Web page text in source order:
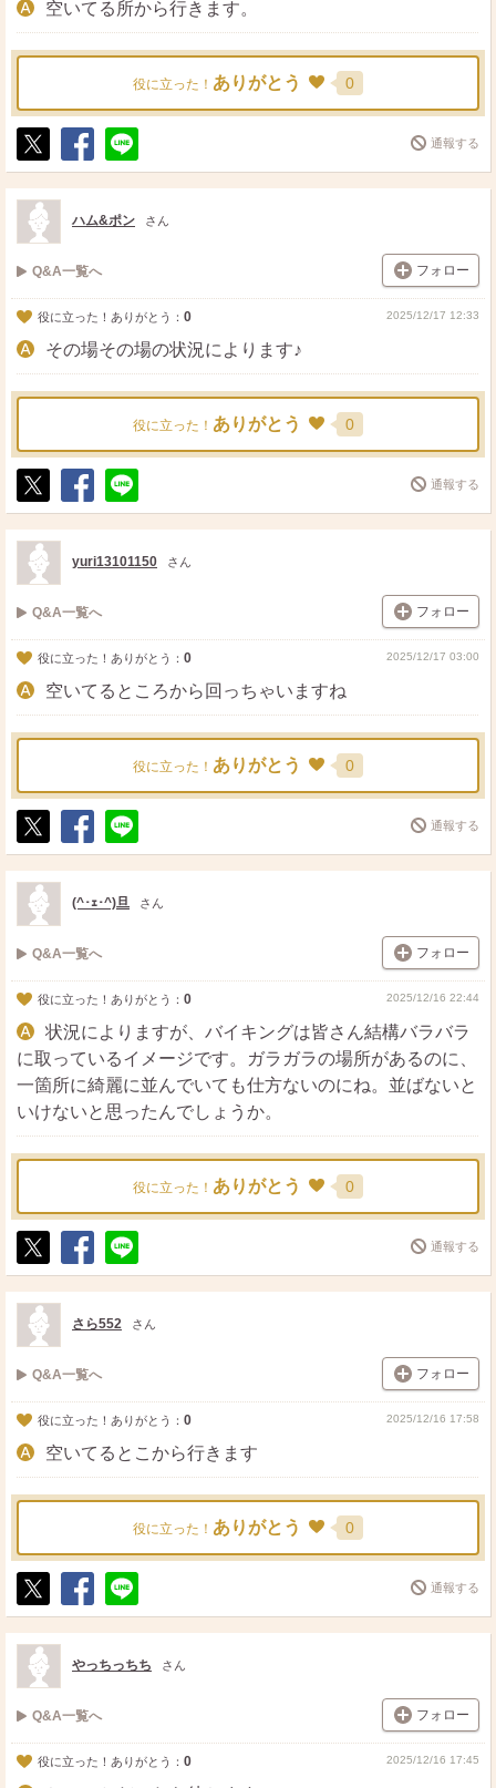
空いてる所から行きます。
役に立った！ ありがとう 0
ポ
ス
ト
シ
ェ
送
る
通報する
ハム&ポン さん
Q&A一覧へ フォロー
役に立った！ありがとう： 0 2025/12/17 12:33
その場その場の状況によります♪
役に立った！ ありがとう 0
ポ
ス
ト
シ
ェ
送
る
通報する
yuri13101150 さん
Q&A一覧へ フォロー
役に立った！ありがとう： 0 2025/12/17 03:00
空いてるところから回っちゃいますね
役に立った！ ありがとう 0
ポ
ス
ト
シ
ェ
送
る
通報する
(^･ｪ･^)旦 さん
Q&A一覧へ フォロー
役に立った！ありがとう： 0 2025/12/16 22:44
状況によりますが、バイキングは皆さん結構バラバラ
に取っているイメージです。ガラガラの場所があるのに、
一箇所に綺麗に並んでいても仕方ないのにね。並ばないと
いけないと思ったんでしょうか。
役に立った！ ありがとう 0
ポ
ス
ト
シ
ェ
送
る
通報する
さら552 さん
Q&A一覧へ フォロー
役に立った！ありがとう： 0 2025/12/16 17:58
空いてるとこから行きます
役に立った！ ありがとう 0
ポ
ス
ト
シ
ェ
送
る
通報する
やっちっちち さん
Q&A一覧へ フォロー
役に立った！ありがとう： 0 2025/12/16 17:45